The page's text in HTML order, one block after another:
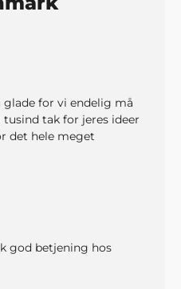
glade for vi endelig må
tak for jeres ideer
det hele meget
god betjening hos